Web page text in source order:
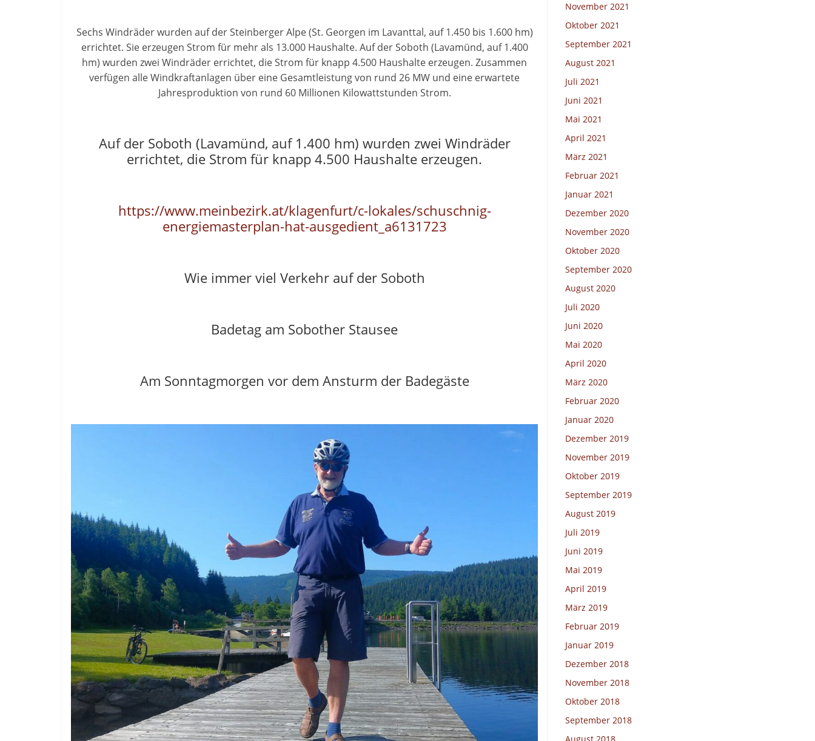
Sechs Windräder wurden auf der Steinberger Alpe (St. Georgen im Lavanttal, auf 1.450 bis 1.600 hm)
errichtet. Sie erzeugen Strom für mehr als 13.000 Haushalte. Auf der Soboth (Lavamünd, auf 1.400
hm) wurden zwei Windräder errichtet, die Strom für knapp 4.500 Haushalte erzeugen. Zusammen
verfügen alle Windkraftanlagen über eine Gesamtleistung von rund 26 MW und eine erwartete
Jahresproduktion von rund 60 Millionen Kilowattstunden Strom.
Auf der Soboth (Lavamünd, auf 1.400 hm) wurden zwei Windräder
errichtet, die Strom für knapp 4.500 Haushalte erzeugen.
https://www.meinbezirk.at/klagenfurt/c-lokales/schuschnig-
energiemasterplan-hat-ausgedient_a6131723
Wie immer viel Verkehr auf der Soboth
Badetag am Sobother Stausee
Am Sonntagmorgen vor dem Ansturm der Badegäste
November 2021
Oktober 2021
September 2021
August 2021
Juli 2021
Juni 2021
Mai 2021
April 2021
März 2021
Februar 2021
Januar 2021
Dezember 2020
November 2020
Oktober 2020
September 2020
August 2020
Juli 2020
Juni 2020
Mai 2020
April 2020
März 2020
Februar 2020
Januar 2020
Dezember 2019
November 2019
Oktober 2019
September 2019
August 2019
Juli 2019
Juni 2019
Mai 2019
April 2019
März 2019
Februar 2019
Januar 2019
Dezember 2018
November 2018
Oktober 2018
September 2018